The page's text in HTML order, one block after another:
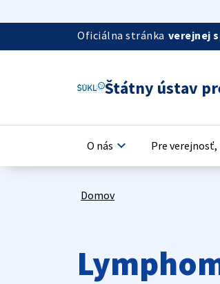
Oficiálna stránka verejnej
Štátny ústav
O nás keyboard_arrow_down Pre verejnosť,
Domov